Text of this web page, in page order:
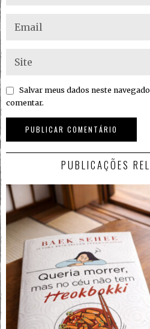
Salvar meus dados neste
comentar.
PUBLICAÇÕES